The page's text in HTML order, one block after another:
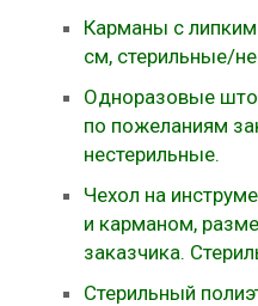
Карманы с
см, стерильные/
Одноразовые
по пожеланиям
нестерильные.
Чехол на
и карманом,
заказчика.
Стерильный